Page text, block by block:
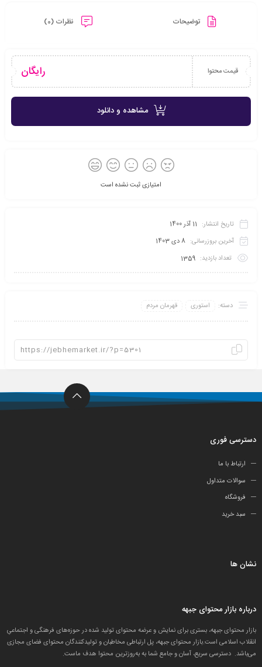
توضیحات نظرات (0)
قیمت محتوا رایگان
مشاهده و دانلود
امتیازی ثبت نشده است
تاریخ انتشار: 11 آذر 1400
آخرین بروزرسانی: 8 دی 1403
تعداد بازدید: 1359
دسته: استوری قهرمان مردم
دسترسی فوری
ارتباط با ما
سوالات متداول
فروشگاه
سبد خرید
نشان ها
درباره بازار محتوای جبهه
بازار محتوای جبهه، بستری برای نمایش و عرضه محتوای تولید شده در حوزه‌های فرهنگی و اجتماعیِ
انقلاب اسلامی است.بازار محتوای جبهه، پل ارتباطی مخاطبان و تولید‌کنندگان محتوای فضای مجازی
می‌باشد. دسترسی سریع، آسان و جامع شما به به‌روزترین محتوا هدف ماست.